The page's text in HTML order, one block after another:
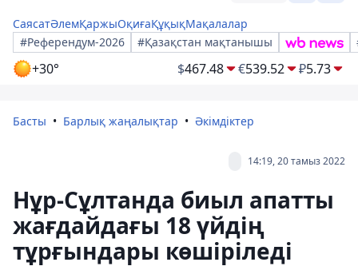
СаясатӘлемҚаржыОқиғаҚұқықМақалалар
#Референдум-2026
#Қазақстан мақтанышы
+30° $467.48 €539.52 ₽5.73
Басты Барлық жаңалықтар Әкімдіктер
14:19, 20 тамыз 2022
Нұр-Сұлтанда биыл апатты
жағдайдағы 18 үйдің
тұрғындары көшіріледі